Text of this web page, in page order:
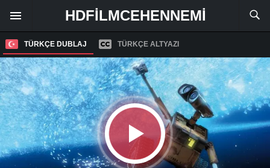
HDFILMCEHENNEMI
TÜRKÇE DUBLAJ TÜRKÇE ALTYAZI